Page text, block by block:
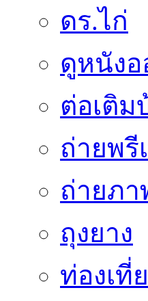
ดร.ไก่
ดูหนัง
ต่อเติม
ถ่ายพรี
ถ่ายภา
ถุงยาง
ท่องเที่